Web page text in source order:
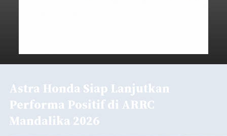
Astra Honda Siap Lanjutkan
Performa Positif di ARRC
Mandalika 2026